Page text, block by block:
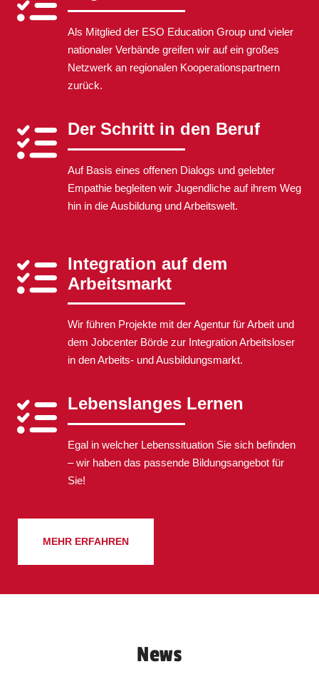
Als Mitglied der ESO Education Group und vieler
nationaler Verbände greifen wir auf ein großes
Netzwerk an regionalen Kooperationspartnern
zurück.
Der Schritt in den Beruf
Auf Basis eines offenen Dialogs und gelebter
Empathie begleiten wir Jugendliche auf ihrem Weg
hin in die Ausbildung und Arbeitswelt.
Integration auf dem
Arbeitsmarkt
Wir führen Projekte mit der Agentur für Arbeit und
dem Jobcenter Börde zur Integration Arbeitsloser
in den Arbeits- und Ausbildungsmarkt.
Lebenslanges Lernen
Egal in welcher Lebenssituation Sie sich befinden
– wir haben das passende Bildungsangebot für
Sie!
MEHR ERFAHREN
News